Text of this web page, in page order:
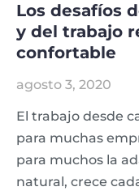
Los desafíos
y del trabajo
confortable
agosto 3, 2020
El trabajo desde
para muchas
para muchos la
natural, crece